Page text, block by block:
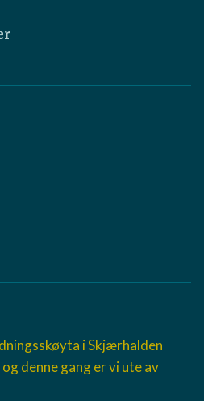
i Skjærhalden
denne gang er vi ute av